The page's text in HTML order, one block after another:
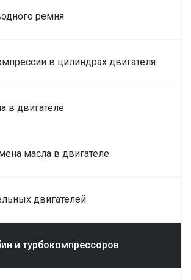
ремня
в цилиндрах двигателя
в двигателе
масла в двигателе
двигателей
и турбокомпрессоров